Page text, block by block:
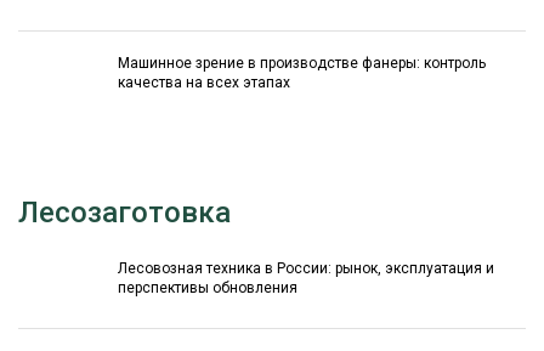
Машинное зрение в производстве фанеры: контроль
качества на всех этапах
Лесозаготовка
Лесовозная техника в России: рынок, эксплуатация и
перспективы обновления